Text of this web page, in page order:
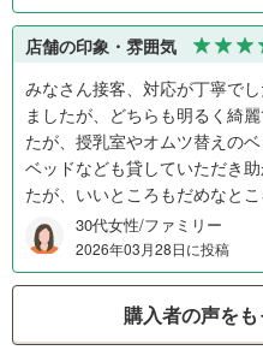
店舗の印象・雰囲気
みなさん接客、対応が丁寧で
ましたが、どちらも明るく綺
たが、授乳室やオムツ替えの
ベッドなども貸していただき
たが、いいところもだめなと
30代女性/ファミリー
2026年03月28日に投稿
購入者の声をも